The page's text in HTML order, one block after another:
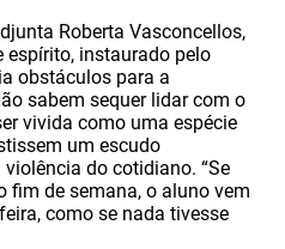
Roberta Vasconcellos,
espírito, instaurado pelo
obstáculos para a
sabem sequer lidar com o
vivida como uma espécie
um escudo
do cotidiano. “Se
fim de semana, o aluno vem
como se nada tivesse